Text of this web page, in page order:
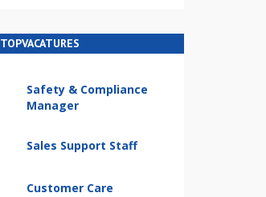
TOPVACATURES
Safety & Compliance
Manager
Sales Support Staff
Customer Care